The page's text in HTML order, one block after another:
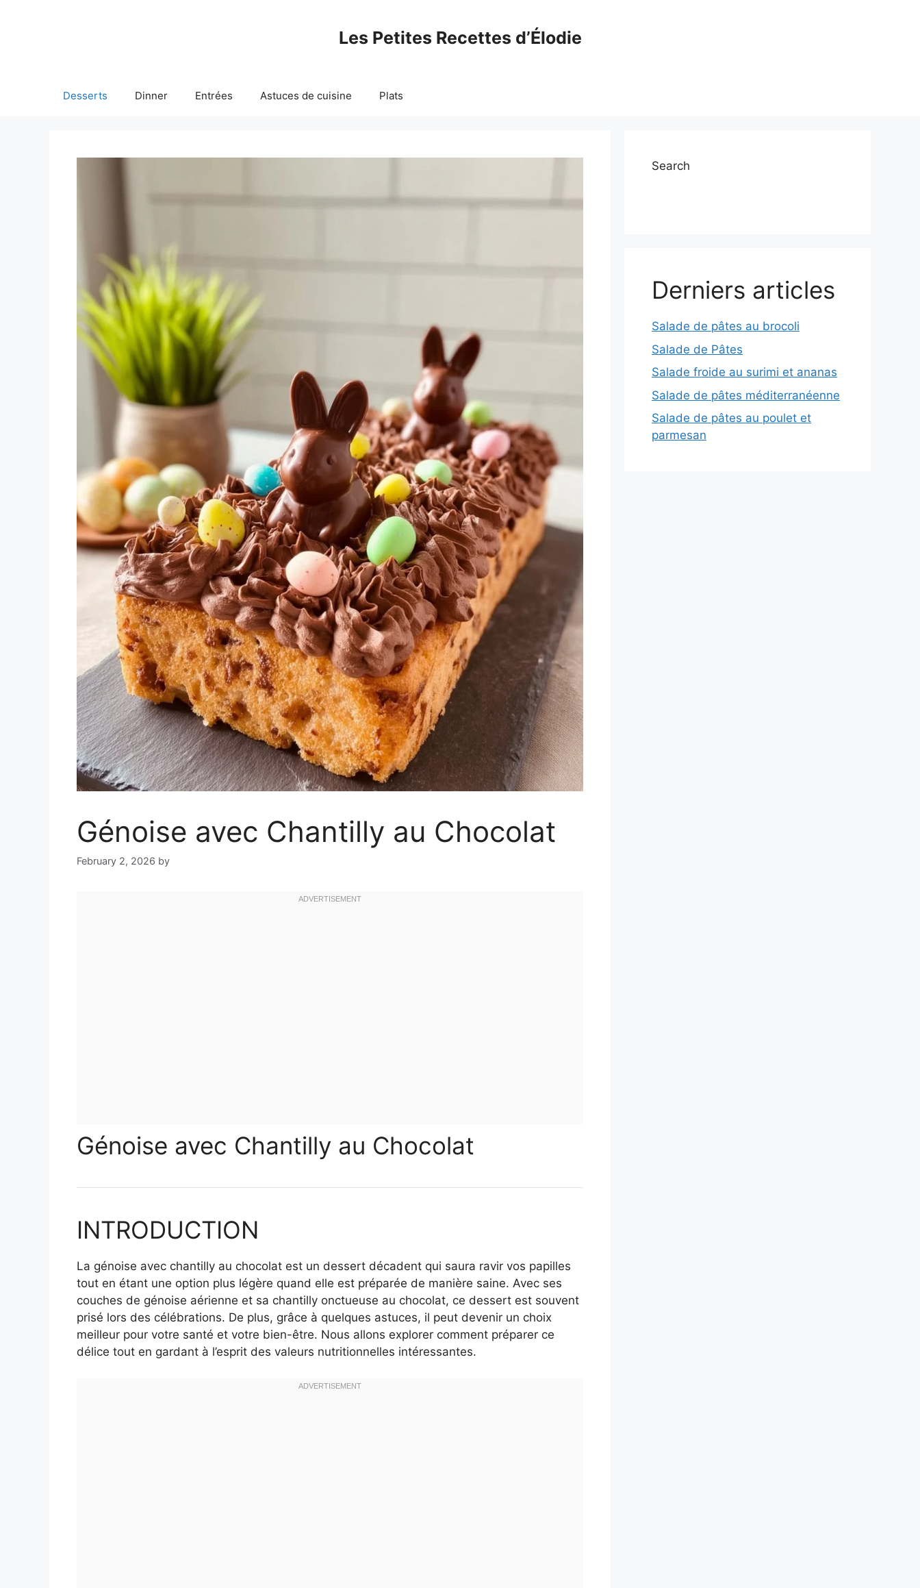
Les Petites Recettes d’Élodie
Desserts Dinner Entrées Astuces de cuisine Plats
Génoise avec Chantilly au Chocolat
February 2, 2026 by
Génoise avec Chantilly au Chocolat
INTRODUCTION
La génoise avec chantilly au chocolat est un dessert décadent qui saura ravir vos papilles
tout en étant une option plus légère quand elle est préparée de manière saine. Avec ses
couches de génoise aérienne et sa chantilly onctueuse au chocolat, ce dessert est souvent
prisé lors des célébrations. De plus, grâce à quelques astuces, il peut devenir un choix
meilleur pour votre santé et votre bien-être. Nous allons explorer comment préparer ce
délice tout en gardant à l’esprit des valeurs nutritionnelles intéressantes.
Search
Derniers articles
Salade de pâtes au brocoli
Salade de Pâtes
Salade froide au surimi et ananas
Salade de pâtes méditerranéenne
Salade de pâtes au poulet et
parmesan